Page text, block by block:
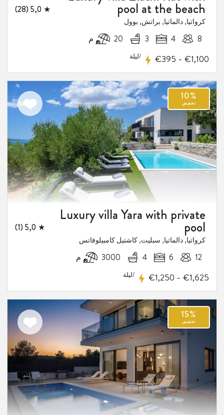
pool at the beach
★ 5,0 (28)
كرواتيا, دالماتيا, براتش, بوول
8
4
3 20 م
€395 - €1,100 /ليلة
اضف
الى
المفضلة
Luxury villa Yara with private
pool
★ 5,0 (1)
كرواتيا, دالماتيا, سبليت, كاشتيل كامبيلوفاتس
12
6
4 3000 م
€1,250 - €1,625 /ليلة
اضف
الى
المفضلة